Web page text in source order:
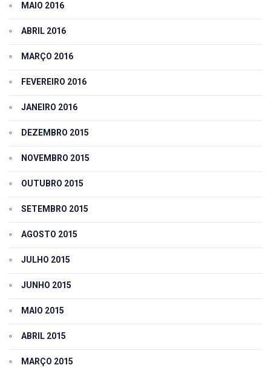
MAIO 2016
ABRIL 2016
MARÇO 2016
FEVEREIRO 2016
JANEIRO 2016
DEZEMBRO 2015
NOVEMBRO 2015
OUTUBRO 2015
SETEMBRO 2015
AGOSTO 2015
JULHO 2015
JUNHO 2015
MAIO 2015
ABRIL 2015
MARÇO 2015